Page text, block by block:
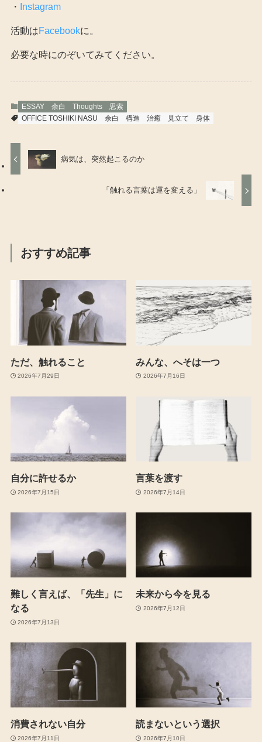
・ Instagram
活動はFacebookに。
必要な時にのぞいてみてください。
ESSAY 余白
Thoughts 思索
OFFICE TOSHIKI NASU
余白 構造 治癒 見立て 身体
病気は、突然起こるのか
「触れる言葉は運を変える」
おすすめ記事
ただ、触れること
2026年7月29日
みんな、へそは一つ
2026年7月16日
自分に許せるか
2026年7月15日
言葉を渡す
2026年7月14日
難しく言えば、「先生」に
なる
2026年7月13日
未来から今を見る
2026年7月12日
消費されない自分
2026年7月11日
読まないという選択
2026年7月10日